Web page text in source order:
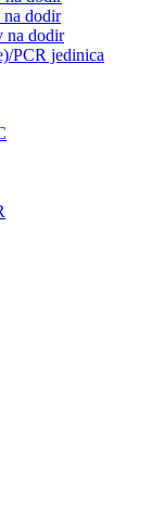
na dodir
na dodir
PCR jedinica